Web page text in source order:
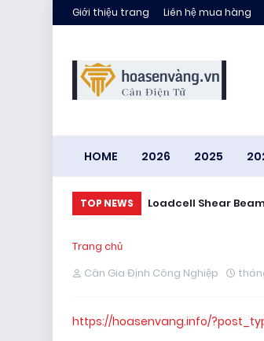
Giới thiệu trang Liên hệ mua hàng
HOME 2026 2025
TOP NEWS Loadcell Shear
Trang chủ
Cân Gia Định Công Nghiệp
https://hoasenvang.info/